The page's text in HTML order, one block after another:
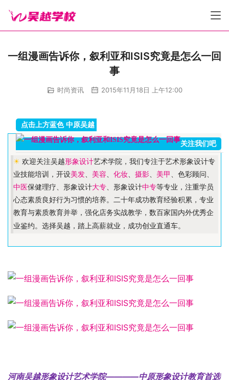
一组漫画告诉你，叙利亚和ISIS究竟是怎么一回
事
时尚资讯 2015年11月18日 上午12:00
点击上方蓝色 中原吴越
关注我们吧
☀ 欢迎关注吴越形象设计艺术学院，我们专注于艺术形象设计专
业技能培训，开设美发 美容 化妆 摄影 美甲
、色彩顾问、
中医保健理疗、形象设计大专 、形象设计中专等专业，注重学员
心态素质良好行为习惯的培养。二十年成功教育经验积累，专业
教育与素质教育并举，强化店务实战教学，数百家国内外优秀企
业鉴约。选择吴越，踏上高薪就业，成功创业直通车。
河南吴越形象设计艺术学院————中原形象设计教育首选